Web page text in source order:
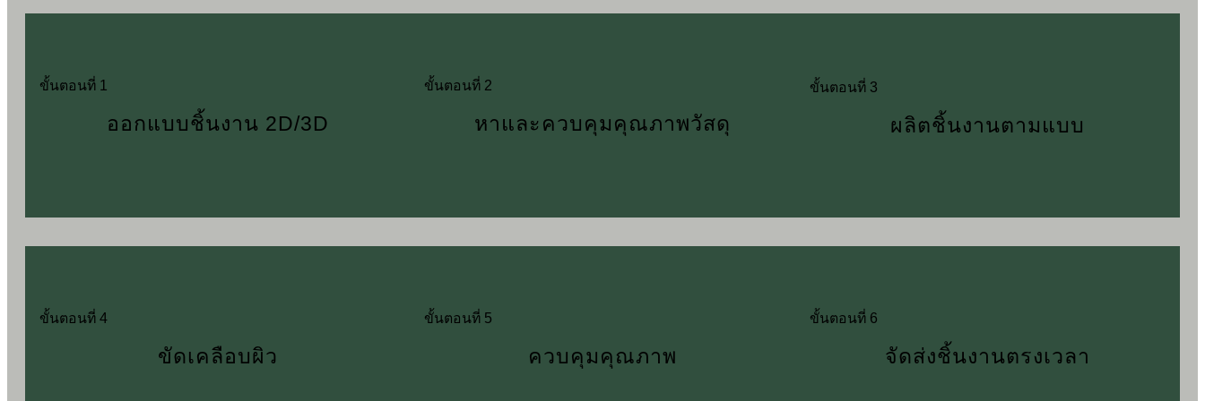
ขั้นตอนที่ 1
ออกแบบชิ้นงาน 2D/3D
ขั้นตอนที่ 2
หาและควบคุมคุณภาพวัสดุ
ขั้นตอนที่ 3
ผลิตชิ้นงานตามแบบ
ขั้นตอนที่ 4
ขัดเคลือบผิว
ขั้นตอนที่ 5
ควบคุมคุณภาพ
ขั้นตอนที่ 6
จัดส่งชิ้นงานตรงเวลา